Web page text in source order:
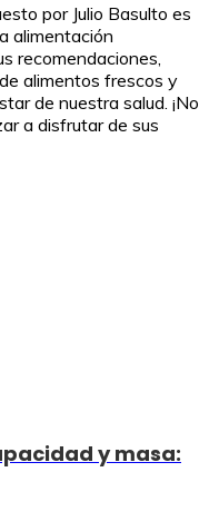
por Julio Basulto es
alimentación
recomendaciones,
alimentos frescos y
de nuestra salud. ¡No
a disfrutar de sus
y masa: